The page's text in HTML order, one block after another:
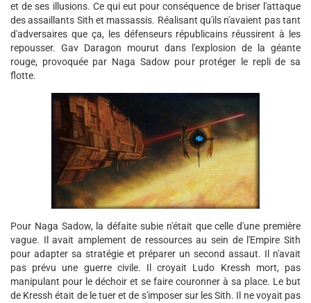
et de ses illusions. Ce qui eut pour conséquence de briser l'attaque
des assaillants Sith et massassis. Réalisant qu'ils n'avaient pas tant
d'adversaires que ça, les défenseurs républicains réussirent à les
repousser. Gav Daragon mourut dans l'explosion de la géante
rouge, provoquée par Naga Sadow pour protéger le repli de sa
flotte.
Pour Naga Sadow, la défaite subie n'était que celle d'une première
vague. Il avait amplement de ressources au sein de l'Empire Sith
pour adapter sa stratégie et préparer un second assaut. Il n'avait
pas prévu une guerre civile. Il croyait Ludo Kressh mort, pas
manipulant pour le déchoir et se faire couronner à sa place. Le but
de Kressh était de le tuer et de s'imposer sur les Sith. Il ne voyait pas